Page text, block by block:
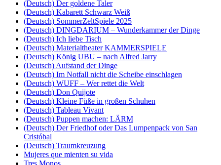
(Deutsch) Der goldene Taler
(Deutsch) Kabarett Schwarz Weiß
(Deutsch) SommerZeltSpiele 2025
(Deutsch) DINGDARIUM – Wunderkammer der Dinge
(Deutsch) Ich liebe Tisch
(Deutsch) Materialtheater KAMMERSPIELE
(Deutsch) König UBU – nach Alfred Jarry
(Deutsch) Aufstand der Dinge
(Deutsch) Im Notfall nicht die Scheibe einschlagen
(Deutsch) WUFF – Wer rettet die Welt
(Deutsch) Don Quijote
(Deutsch) Kleine Füße in großen Schuhen
(Deutsch) Tableau Vivant
(Deutsch) Puppen machen: LÄRM
(Deutsch) Der Friedhof oder Das Lumpenpack von San
Cristóbal
(Deutsch) Traumkreuzung
Mujeres que mienten su vida
Tres Monos